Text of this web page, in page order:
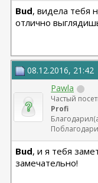
Bud, видела тебя
отлично
08.12.2016, 21:42
Pawla
Частый
Profi
Bud, и я тебя
замечательно!